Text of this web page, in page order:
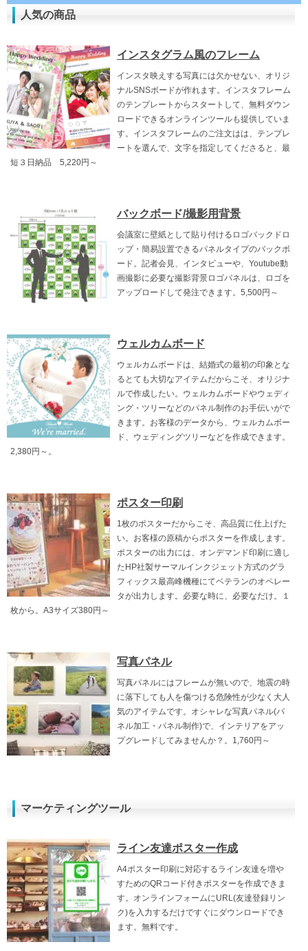
人気の商品
インスタグラム風のフレーム
インスタ映えする写真には欠かせない、オリジ
ナルSNSボードが作れます。インスタフレーム
のテンプレートからスタートして、無料ダウン
ロードできるオンラインツールも提供していま
す。インスタフレームのご注文はは、テンプレ
ートを選んで、文字を指定してくださると、最
短３日納品 5,220円～
バックボード/撮影用背景
会議室に壁紙として貼り付けるロゴバックドロ
ップ・簡易設置できるパネルタイプのバックボ
ード。記者会見、インタビューや、Youtube動
画撮影に必要な撮影背景ロゴパネルは、ロゴを
アップロードして発注できます。5,500円～
ウェルカムボード
ウェルカムボードは、結婚式の最初の印象とな
るとても大切なアイテムだからこそ、オリジナ
ルで作成したい。ウェルカムボードやウェディ
ング・ツリーなどのパネル制作のお手伝いがで
きます。お客様のデータから、ウェルカムボー
ド、ウェディングツリーなどを作成できます。
2,380円～。
ポスター印刷
1枚のポスターだからこそ、高品質に仕上げた
い。お客様の原稿からポスターを作成します。
ポスターの出力には、オンデマンド印刷に適し
たHP社製サーマルインクジェット方式のグラ
フィックス最高峰機種にてベテランのオペレー
タが出力します。必要な時に、必要なだけ。１
枚から。A3サイズ380円～
写真パネル
写真パネルにはフレームが無いので、地震の時
に落下しても人を傷つける危険性が少なく大人
気のアイテムです。オシャレな写真パネル(パ
ネル加工・パネル制作)で、インテリアをアッ
プグレードしてみませんか？。1,760円～
マーケティングツール
ライン友達ポスター作成
A4ポスター印刷に対応するライン友達を増や
すためのQRコード付きポスターを作成できま
す。オンラインフォームにURL(友達登録リン
ク)を入力するだけですぐにダウンロードでき
ます。無料です。